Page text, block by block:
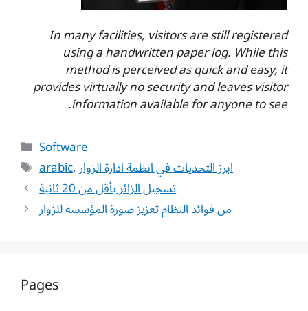
In many facilities, visitors are still registered
using a handwritten paper log. While this
method is perceived as quick and easy, it
provides virtually no security and leaves visitor
information available for anyone to see.
Categories
Software
Tags
arabic,ابرز التحديات في انظمة ادارة الزوار
تسجيل الزائر بأقل من 20 ثانية
من فوائد النظام تعزيز صورة المؤسسة للزوار
Pages